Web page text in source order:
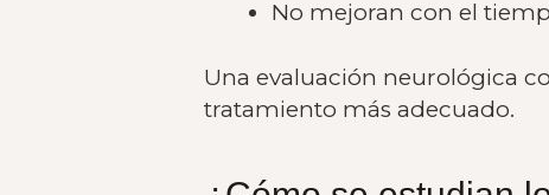
No mejoran con el
Una evaluación neurológica
tratamiento más adecuado.